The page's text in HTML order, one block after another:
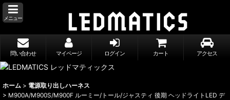
メニュー
問い合わせ マイページ ログイン カート アクセス
ホーム > 電源取り出しハーネス
> M900A/M900S/M900F ルーミー/トール/ジャスティ 後期 ヘッドライトLED デ